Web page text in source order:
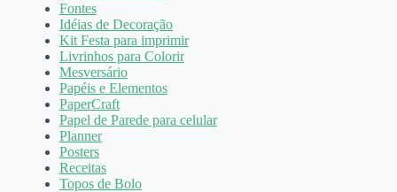
Fontes
Idéias de Decoração
Kit Festa para imprimir
Livrinhos para Colorir
Mesversário
Papéis e Elementos
PaperCraft
Papel de Parede para celular
Planner
Posters
Receitas
Topos de Bolo